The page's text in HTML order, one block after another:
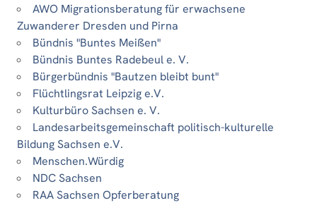
AWO Migrationsberatung für erwachsene
Zuwanderer Dresden und Pirna
Bündnis "Buntes Meißen"
Bündnis Buntes Radebeul e. V.
Bürgerbündnis "Bautzen bleibt bunt"
Flüchtlingsrat Leipzig e.V.
Kulturbüro Sachsen e. V.
Landesarbeitsgemeinschaft politisch-kulturelle
Bildung Sachsen e.V.
Menschen.Würdig
NDC Sachsen
RAA Sachsen Opferberatung